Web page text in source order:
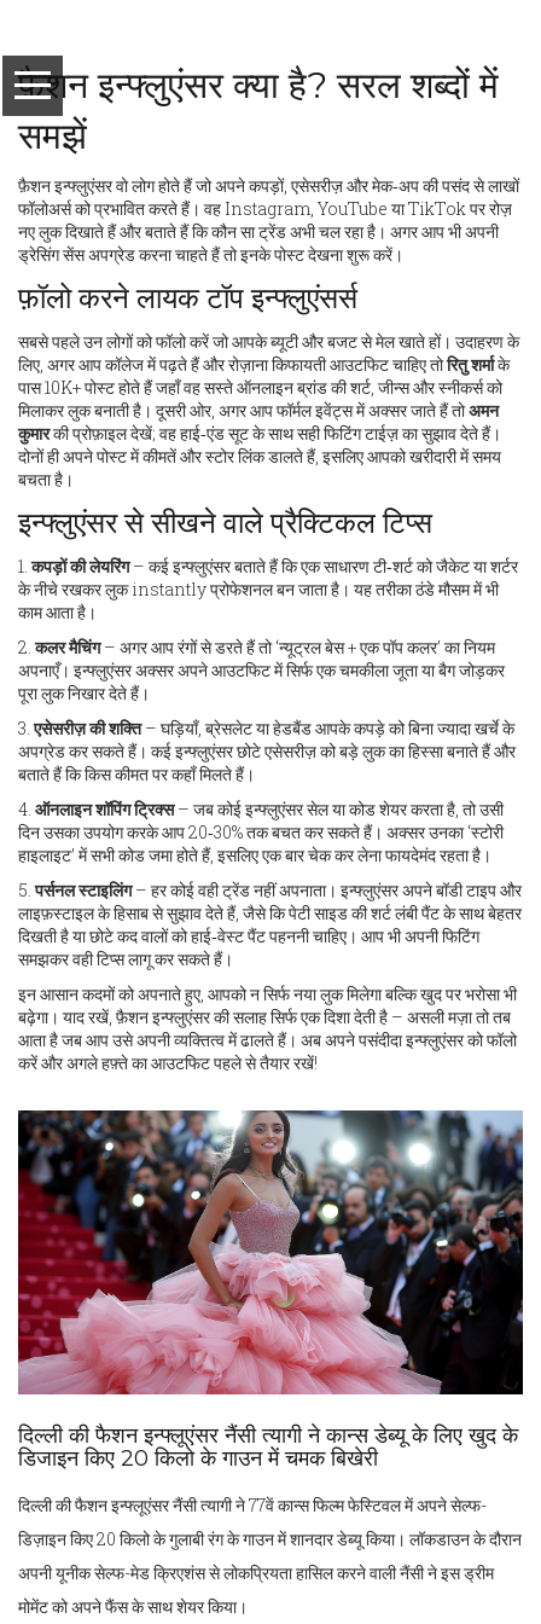
फ़ैशन इन्फ्लुएंसर क्या है? सरल शब्दों में
समझें
फ़ैशन इन्फ्लुएंसर वो लोग होते हैं जो अपने कपड़ों, एसेसरीज़ और मेक‑अप की पसंद से लाखों
फॉलोअर्स को प्रभावित करते हैं। वह Instagram, YouTube या TikTok पर रोज़
नए लुक दिखाते हैं और बताते हैं कि कौन सा ट्रेंड अभी चल रहा है। अगर आप भी अपनी
ड्रेसिंग सेंस अपग्रेड करना चाहते हैं तो इनके पोस्ट देखना शुरू करें।
फ़ॉलो करने लायक टॉप इन्फ्लुएंसर्स
सबसे पहले उन लोगों को फॉलो करें जो आपके ब्यूटी और बजट से मेल खाते हों। उदाहरण के
लिए, अगर आप कॉलेज में पढ़ते हैं और रोज़ाना किफायती आउटफिट चाहिए तोरितु शर्माके
पास 10K+ पोस्ट होते हैं जहाँ वह सस्ते ऑनलाइन ब्रांड की शर्ट, जीन्स और स्नीकर्स को
मिलाकर लुक बनाती है। दूसरी ओर, अगर आप फॉर्मल इवेंट्स में अक्सर जाते हैं तोअमन
कुमारकी प्रोफ़ाइल देखें; वह हाई‑एंड सूट के साथ सही फिटिंग टाईज़ का सुझाव देते हैं।
दोनों ही अपने पोस्ट में कीमतें और स्टोर लिंक डालते हैं, इसलिए आपको खरीदारी में समय
बचता है।
इन्फ्लुएंसर से सीखने वाले प्रैक्टिकल टिप्स
1.कपड़ों की लेयरिंग– कई इन्फ्लुएंसर बताते हैं कि एक साधारण टी‑शर्ट को जैकेट या शर्टर
के नीचे रखकर लुक instantly प्रोफेशनल बन जाता है। यह तरीका ठंडे मौसम में भी
काम आता है।
2.कलर मैचिंग– अगर आप रंगों से डरते हैं तो ‘न्यूट्रल बेस + एक पॉप कलर’ का नियम
अपनाएँ। इन्फ्लुएंसर अक्सर अपने आउटफिट में सिर्फ एक चमकीला जूता या बैग जोड़कर
पूरा लुक निखार देते हैं।
3.एसेसरीज़ की शक्ति– घड़ियाँ, ब्रेसलेट या हेडबैंड आपके कपड़े को बिना ज्यादा खर्चे के
अपग्रेड कर सकते हैं। कई इन्फ्लुएंसर छोटे एसेसरीज़ को बड़े लुक का हिस्सा बनाते हैं और
बताते हैं कि किस कीमत पर कहाँ मिलते हैं।
4. ऑनलाइन शॉपिंग ट्रिक्स– जब कोई इन्फ्लुएंसर सेल या कोड शेयर करता है, तो उसी
दिन उसका उपयोग करके आप 20‑30% तक बचत कर सकते हैं। अक्सर उनका ‘स्टोरी
हाइलाइट’ में सभी कोड जमा होते हैं, इसलिए एक बार चेक कर लेना फायदेमंद रहता है।
5.पर्सनल स्टाइलिंग– हर कोई वही ट्रेंड नहीं अपनाता। इन्फ्लुएंसर अपने बॉडी टाइप और
लाइफ़स्टाइल के हिसाब से सुझाव देते हैं, जैसे कि पेटी साइड की शर्ट लंबी पैंट के साथ बेहतर
दिखती है या छोटे कद वालों को हाई‑वेस्ट पैंट पहननी चाहिए। आप भी अपनी फिटिंग
समझकर वही टिप्स लागू कर सकते हैं।
इन आसान कदमों को अपनाते हुए, आपको न सिर्फ नया लुक मिलेगा बल्कि खुद पर भरोसा भी
बढ़ेगा। याद रखें, फ़ैशन इन्फ्लुएंसर की सलाह सिर्फ एक दिशा देती है – असली मज़ा तो तब
आता है जब आप उसे अपनी व्यक्तित्व में ढालते हैं। अब अपने पसंदीदा इन्फ्लुएंसर को फॉलो
करें और अगले हफ़्ते का आउटफिट पहले से तैयार रखें!
दिल्ली की फैशन इन्फ्लूएंसर नैंसी त्यागी ने कान्स डेब्यू के लिए खुद के
डिजाइन किए 20 किलो के गाउन में चमक बिखेरी
दिल्ली की फैशन इन्फ्लूएंसर नैंसी त्यागी ने 77वें कान्स फिल्म फेस्टिवल में अपने सेल्फ-
डिज़ाइन किए 20 किलो के गुलाबी रंग के गाउन में शानदार डेब्यू किया। लॉकडाउन के दौरान
अपनी यूनीक सेल्फ-मेड क्रिएशंस से लोकप्रियता हासिल करने वाली नैंसी ने इस ड्रीम
मोमेंट को अपने फैंस के साथ शेयर किया।